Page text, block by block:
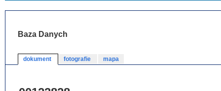
Baza Danych
dokument fotografie mapa